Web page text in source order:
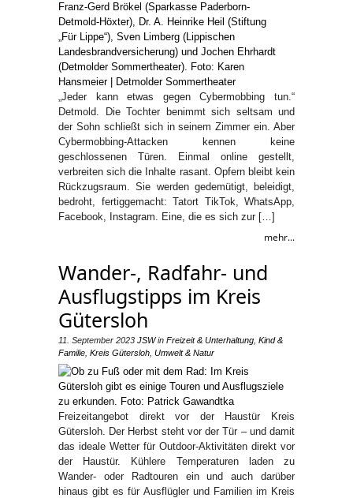
„Jeder kann etwas gegen Cybermobbing tun.“
Detmold. Die Tochter benimmt sich seltsam und
der Sohn schließt sich in seinem Zimmer ein. Aber
Cybermobbing-Attacken kennen keine
geschlossenen Türen. Einmal online gestellt,
verbreiten sich die Inhalte rasant. Opfern bleibt kein
Rückzugsraum. Sie werden gedemütigt, beleidigt,
bedroht, fertiggemacht: Tatort TikTok, WhatsApp,
Facebook, Instagram. Eine, die es sich zur […]
mehr...
Wander-, Radfahr- und
Ausflugstipps im Kreis
Gütersloh
11. September 2023 JSWin Freizeit & Unterhaltung Kind &
Familie Kreis Gütersloh Umwelt & Natur
Freizeitangebot direkt vor der Haustür Kreis
Gütersloh. Der Herbst steht vor der Tür – und damit
das ideale Wetter für Outdoor-Aktivitäten direkt vor
der Haustür. Kühlere Temperaturen laden zu
Wander- oder Radtouren ein und auch darüber
hinaus gibt es für Ausflügler und Familien im Kreis